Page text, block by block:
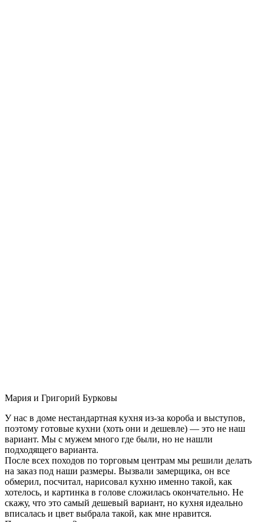
Мария и Григорий Бурковы
У нас в доме нестандартная кухня из-за короба и выступов,
поэтому готовые кухни (хоть они и дешевле) — это не наш
вариант. Мы с мужем много где были, но не нашли
подходящего варианта.
После всех походов по торговым центрам мы решили делать
на заказ под наши размеры. Вызвали замерщика, он все
обмерил, посчитал, нарисовал кухню именно такой, как
хотелось, и картинка в голове сложилась окончательно. Не
скажу, что это самый дешевый вариант, но кухня идеально
вписалась и цвет выбрала такой, как мне нравится.